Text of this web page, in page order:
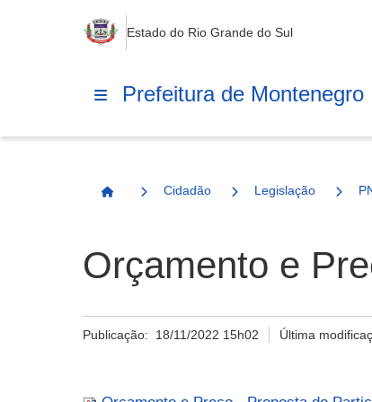
Estado do Rio Grande do Sul
Prefeitura de Montenegro
Página Inicial
Cidadão Legislação
Orçamento e
Publicação: 18/11/2022 15h02 Última